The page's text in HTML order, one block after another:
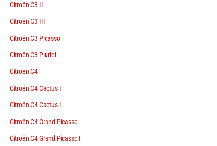
Citroën C3 II
Citroën C3 III
Citroën C3 Picasso
Citroën C3 Pluriel
Citroen C4
Citroën C4 Cactus I
Citroën C4 Cactus II
Citroën C4 Grand Picasso
Citroën C4 Grand Picasso I